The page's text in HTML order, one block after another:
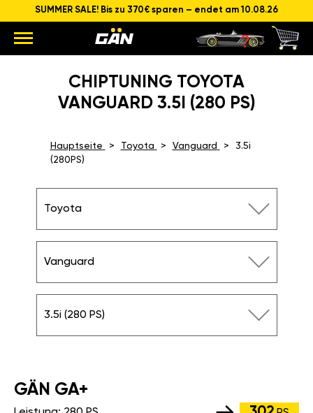
SUMMER SALE! Bis zu 370€ sparen – endet am 10.08.26
CHIPTUNING TOYOTA
VANGUARD 3.5I (280 PS)
Hauptseite Toyota Vanguard
3.5i
(280PS)
Toyota
Vanguard
3.5i (280 PS)
GÄN GA+